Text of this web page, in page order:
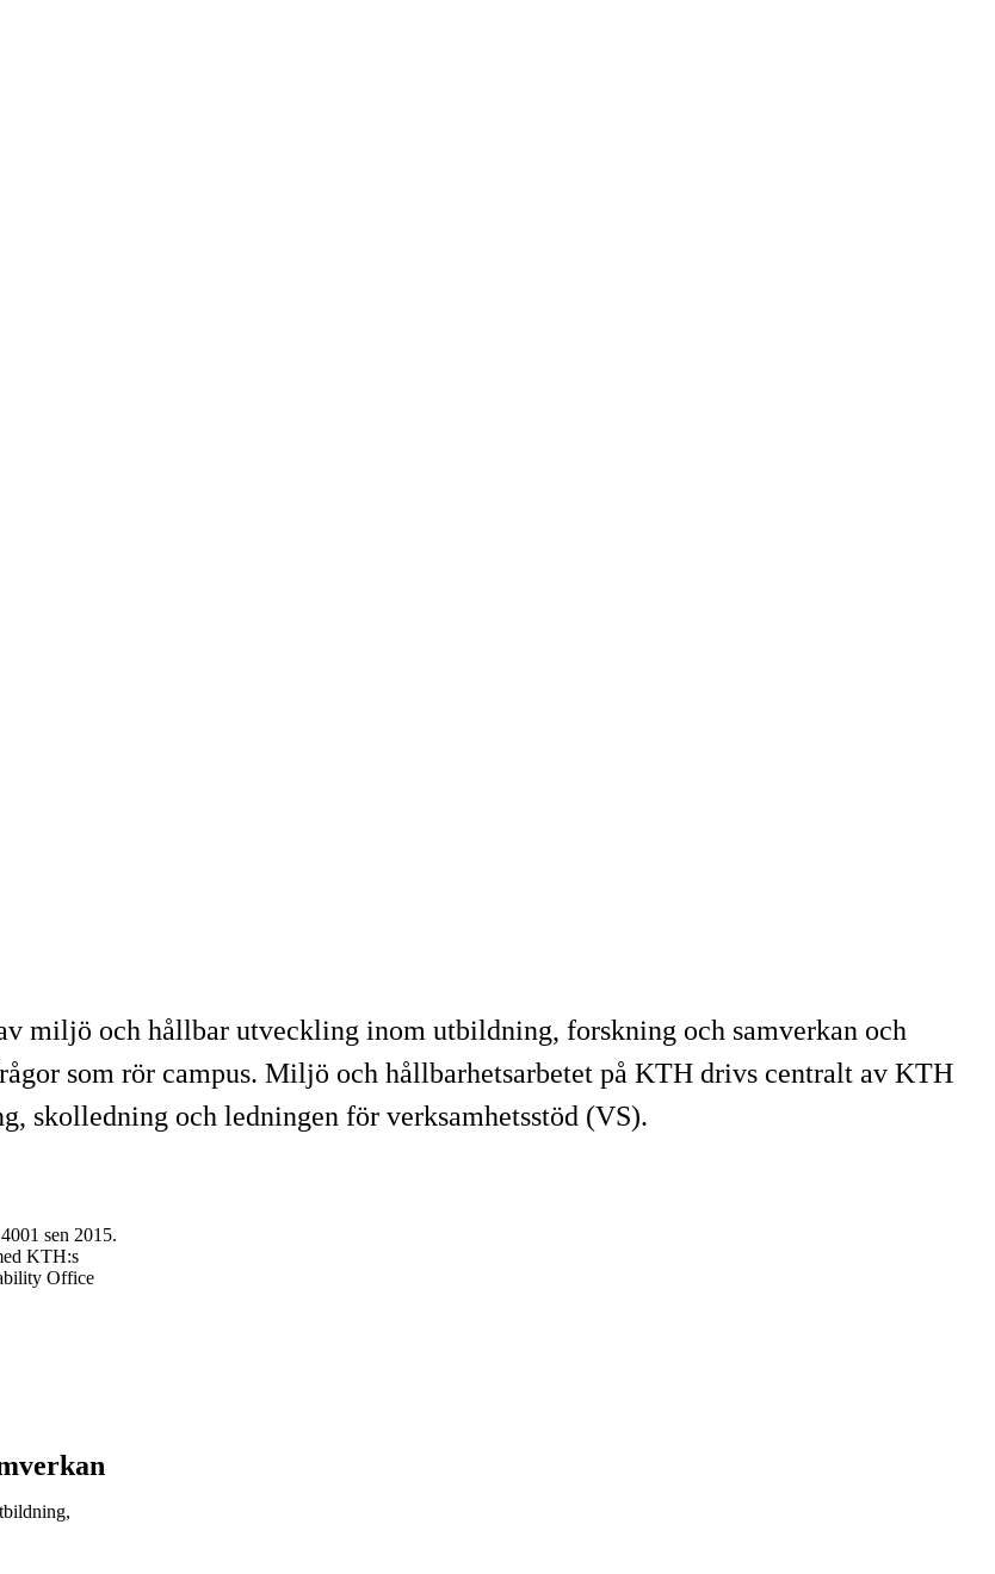
miljö och hållbar utveckling inom utbildning, forskning och samverkan och
som rör campus. Miljö och hållbarhetsarbetet på KTH drivs centralt av KTH
skolledning och ledningen för verksamhetsstöd (VS).
sen 2015.
KTH:s
Office